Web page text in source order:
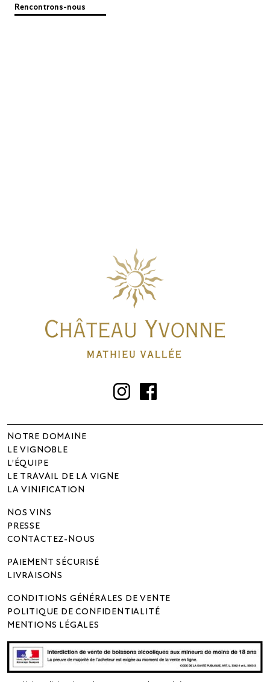
Rencontrons-nous
Instagram
NOTRE DOMAINE
LE VIGNOBLE
L’ÉQUIPE
LE TRAVAIL DE LA VIGNE
LA VINIFICATION
NOS VINS
PRESSE
CONTACTEZ-NOUS
PAIEMENT SÉCURISÉ
LIVRAISONS
CONDITIONS GÉNÉRALES DE VENTE
POLITIQUE DE CONFIDENTIALITÉ
MENTIONS LÉGALES